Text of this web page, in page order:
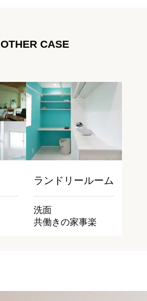
OTHER CASE
ランドリールーム
洗面
共働きの家事楽